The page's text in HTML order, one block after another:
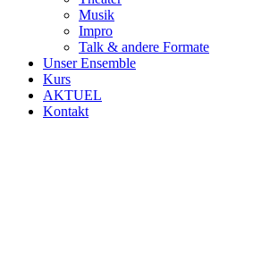
Musik
Impro
Talk & andere Formate
Unser Ensemble
Kurs
AKTUEL
Kontakt